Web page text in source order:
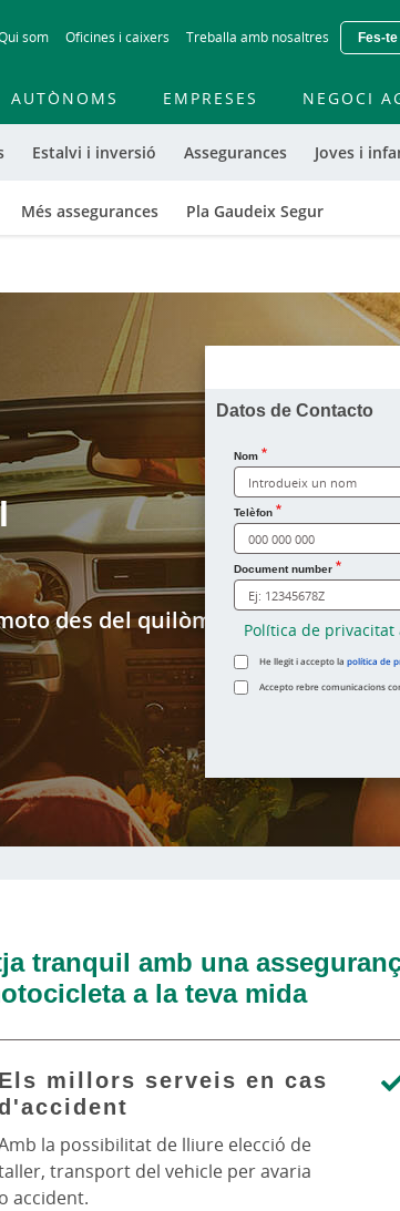
to
contentt
som Oficines i caixers Treballa amb nosaltres Fes-
Estalvi i inversió Assegurances
Més assegurances Pla Gaudeix Segur
Joves i
AUTÒNOMS EMPRESES NEGOCI
des del quilòmetre 0
Datos de Contacto
Nom
Com et dius?
Telèfon
Document number
Política de privacitat
He llegit i accepto la política de
Accepto rebre comunicacions
tranquil amb una
a la teva mida
Els millors serveis en cas
la possibilitat de lliure elecció de
transport del vehicle per avaria
o accident.